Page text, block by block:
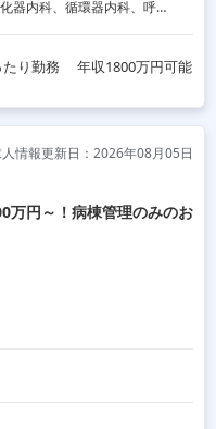
内分泌内科、一般内科、消化器内科、循環器内科、呼吸器内科、血液内科、脳神経内科、老人内科、一般外科、消化器外科、その他
り勤務 年収1800万円可能
情報更新日：2026年08月05日
万円～！病棟管理のみのお